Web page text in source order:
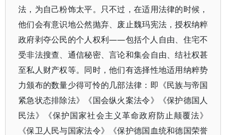
法，为自己粉饰太平。只不过，在适用法律的时候，
他们会有意识地公然抛弃、废止魏玛宪法，授权纳粹
政府剥夺公民的个人权利——包括个人自由、住宅不
受非法搜查、通信秘密、言论和集会自由、结社权甚
至私人财产权等。同时，他们有选择性地适用纳粹势
力颁布的数量少得可怜的几部法律：即《民族与帝国
紧急状态排除法》《国会纵火案法令》《保护德国人
民法》《保护国家社会主义革命政府防止颠覆法》
《保卫人民与国家法令》《保护德国血统和德国荣誉